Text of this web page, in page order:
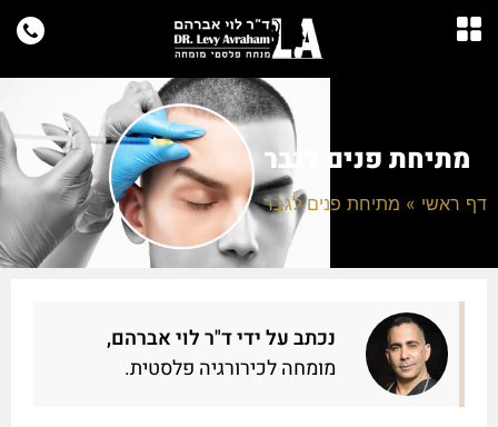
מתיחת פנים לגבר
דף ראשי » מתיחת פנים לגבר
נכתב על ידי ד"ר לוי אברהם,
מומחה לכירורגיה פלסטית.